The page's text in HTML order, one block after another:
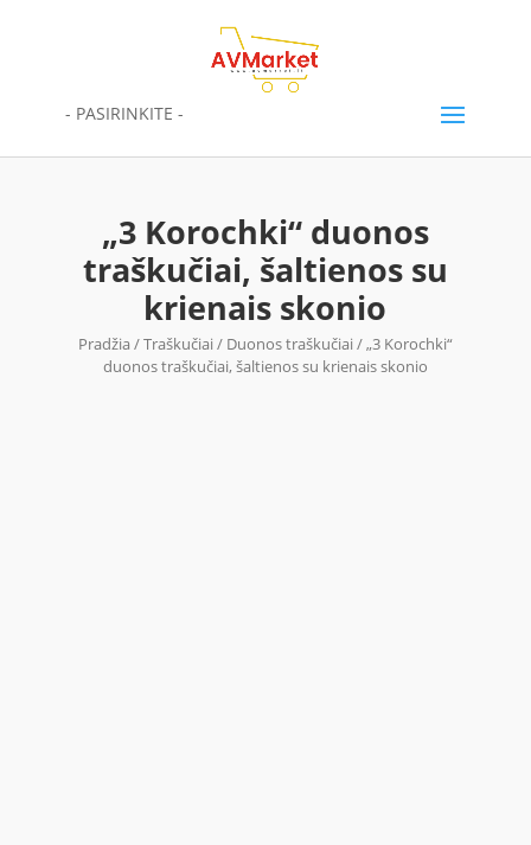
- PASIRINKITE -
„3 Korochki“ duonos
traškučiai, šaltienos su
krienais skonio
Pradžia /Traškučiai / Duonos traškučiai / „3 Korochki“
duonos traškučiai, šaltienos su krienais skonio